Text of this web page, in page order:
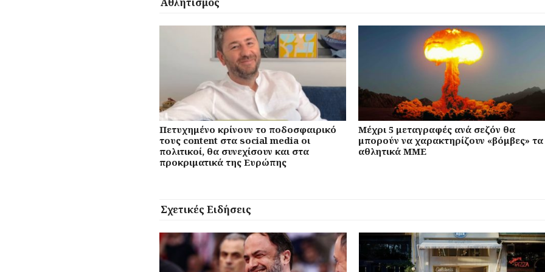
Πετυχημένο κρίνουν το ποδοσφαιρικό
τους content στα social media οι
πολιτικοί, θα συνεχίσουν και στα
προκριματικά της Ευρώπης
Μέχρι 5 μεταγραφές ανά σεζόν θα
μπορούν να χαρακτηρίζουν «βόμβες» τα
αθλητικά ΜΜΕ
Σχετικές Ειδήσεις